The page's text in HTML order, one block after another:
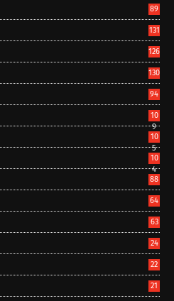
89
131
126
130
94
10
9
10
5
10
4
88
64
63
24
22
21